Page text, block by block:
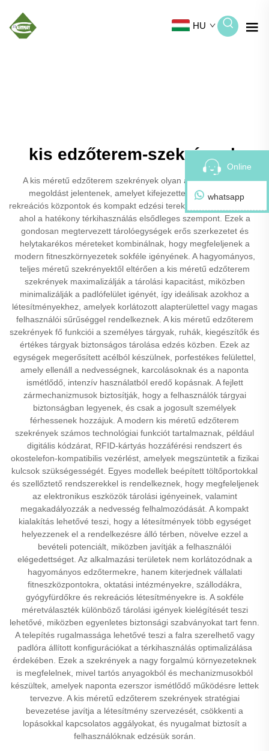
HU
kis edzőterem-szekrények
A kis méretű edzőterem szekrények olyan alapvető tárolási
megoldást jelentenek, amelyet kifejezetten edzőtermek,
rekreációs központok és kompakt edzési terek számára terveztek,
ahol a hatékony térkihasználás elsődleges szempont. Ezek a
gondosan megtervezett tárolóegységek erős szerkezetet és
helytakarékos méreteket kombinálnak, hogy megfeleljenek a
modern fitneszkörnyezetek sokféle igényének. A hagyományos,
teljes méretű szekrényektől eltérően a kis méretű edzőterem
szekrények maximalizálják a tárolási kapacitást, miközben
minimalizálják a padlófelület igényét, így ideálisak azokhoz a
létesítményekhez, amelyek korlátozott alapterülettel vagy magas
felhasználói sűrűséggel rendelkeznek. A kis méretű edzőterem
szekrények fő funkciói a személyes tárgyak, ruhák, kiegészítők és
értékes tárgyak biztonságos tárolása edzés közben. Ezek az
egységek megerősített acélból készülnek, porfestékes felülettel,
amely ellenáll a nedvességnek, karcolásoknak és a naponta
ismétlődő, intenzív használatból eredő kopásnak. A fejlett
zármechanizmusok biztosítják, hogy a felhasználók tárgyai
biztonságban legyenek, és csak a jogosult személyek
férhessenek hozzájuk. A modern kis méretű edzőterem
szekrények számos technológiai funkciót tartalmaznak, például
digitális kódzárat, RFID-kártyás hozzáférési rendszert és
okostelefon-kompatibilis vezérlést, amelyek megszüntetik a fizikai
kulcsok szükségességét. Egyes modellek beépített töltőportokkal
és szellőztető rendszerekkel is rendelkeznek, hogy megfeleljenek
az elektronikus eszközök tárolási igényeinek, valamint
megakadályozzák a nedvesség felhalmozódását. A kompakt
kialakítás lehetővé teszi, hogy a létesítmények több egységet
helyezzenek el a rendelkezésre álló térben, növelve ezzel a
bevételi potenciált, miközben javítják a felhasználói
elégedettséget. Az alkalmazási területek nem korlátozódnak a
hagyományos edzőtermekre, hanem kiterjednek vállalati
fitneszközpontokra, oktatási intézményekre, szállodákra,
gyógyfürdőkre és rekreációs létesítményekre is. A sokféle
méretválaszték különböző tárolási igények kielégítését teszi
lehetővé, miközben egyenletes biztonsági szabványokat tart fenn.
A telepítés rugalmassága lehetővé teszi a falra szerelhető vagy
padlóra állított konfigurációkat a térkihasználás optimalizálása
érdekében. Ezek a szekrények a nagy forgalmú környezeteknek
is megfelelnek, mivel tartós anyagokból és mechanizmusokból
készültek, amelyek naponta ezerszor ismétlődő működésre lettek
tervezve. A kis méretű edzőterem szekrények stratégiai
bevezetése javítja a létesítmény szervezését, csökkenti a
lopásokkal kapcsolatos aggályokat, és nyugalmat biztosít a
felhasználóknak edzésük során.
Online
whatsapp